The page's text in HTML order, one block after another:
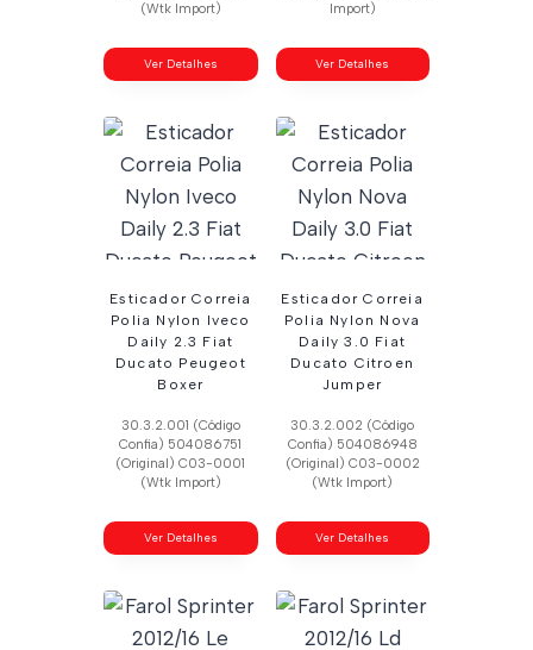
(Wtk Import)
Ver Detalhes
Import)
Ver Detalhes
Esticador Correia
Polia Nylon Iveco
Daily 2.3 Fiat
Ducato Peugeot
Boxer
30.3.2.001 (Código
Confia) 504086751
(Original) C03-0001
(Wtk Import)
Ver Detalhes
Esticador Correia
Polia Nylon Nova
Daily 3.0 Fiat
Ducato Citroen
Jumper
30.3.2.002 (Código
Confia) 504086948
(Original) C03-0002
(Wtk Import)
Ver Detalhes